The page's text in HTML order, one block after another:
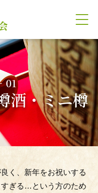
01
酒・ミニ樽
く、新年をお祝いする
ぎる…という方のため